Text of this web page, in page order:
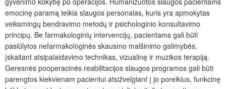
emocinę paramą teikia slaugos personalas, kuris yra apmokytas
veiksmingų bendravimo metodų ir psichologinio konsultavimo
principų. Be farmakologinių intervencijų, pacientams gali būti
pasiūlytos nefarmakologinės skausmo malšinimo galimybės,
įskaitant atsipalaidavimo technikas, vizualinę ir muzikos terapiją.
Geresnės pooperacinės reabilitacijos slaugos programos gali būti
parengtos kiekvienam pacientui atsižvelgiant į jo poreikius, funkcinę